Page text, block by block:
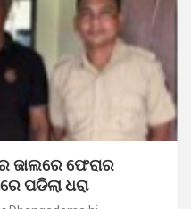
ଜାଲରେ ଫେରାର
ପଡିଲା ଧରା